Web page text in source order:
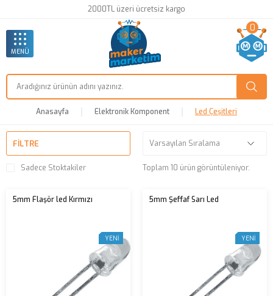
2000TL üzeri ücretsiz kargo
MENÜ
0
Anasayfa Elektronik Komponent Led Çeşitleri
FILTRE
Sadece Stoktakiler Toplam 10 ürün görüntüleniyor.
5mm Flaşör led Kırmızı
YENI
5mm Şeffaf Sarı Led
YENI